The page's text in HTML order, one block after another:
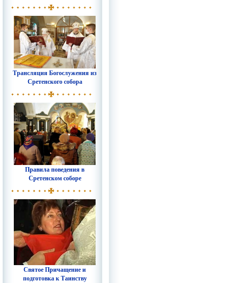
Трансляция Богослужения из
Сретенского собора
Правила поведения в
Сретенском соборе
Святое Причащение и
подготовка к Таинству